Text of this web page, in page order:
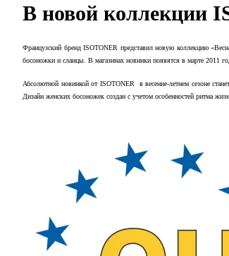
В новой коллекции
Французский брендISOTONER представил новую коллекцию
босоножки и сланцы. В магазинах новинки появятся в марте 2011
Абсолютной новинкой от ISOTONER в весенне-летнем сезоне
Дизайн женских босоножек создан с учетом особенностей ритма